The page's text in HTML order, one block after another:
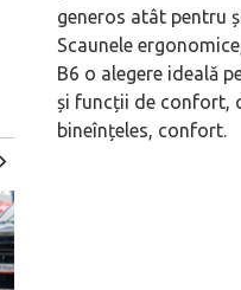
generos atât pentru
Scaunele
B6 o alegere ideală
și funcții de confort,
bineînțeles, confort.